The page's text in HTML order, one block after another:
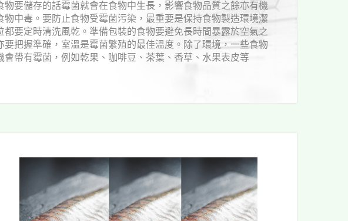
物要儲存的話霉菌就會在食物中生長，影響食物品質之餘亦有機
物中毒。要防止食物受霉菌污染，最重要是保持食物製造環境潔
都要定時清洗風乾。準備包裝的食物要避免長時間暴露於空氣之
要把握準確，室溫是霉菌繁殖的最佳溫度。除了環境，一些食物
會帶有霉菌，例如乾果、咖啡豆、茶葉、香草、水果表皮等